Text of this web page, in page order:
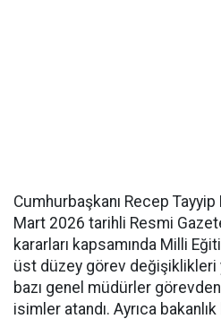
Cumhurbaşkanı Recep Tayyip
Mart 2026 tarihli Resmi
kararları kapsamında Milli
üst düzey görev değişiklikleri
bazı genel müdürler
isimler atandı. Ayrıca